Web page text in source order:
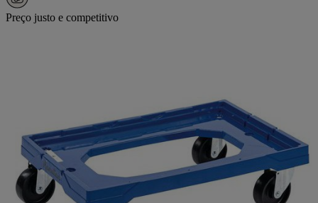
Preço justo e competitivo